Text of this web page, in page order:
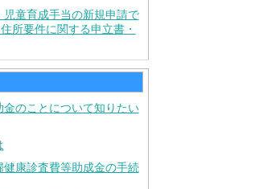
童育成手当の新規申請で
所要件に関する申立書・
のことについて知りたい
康診査費等助成金の手続